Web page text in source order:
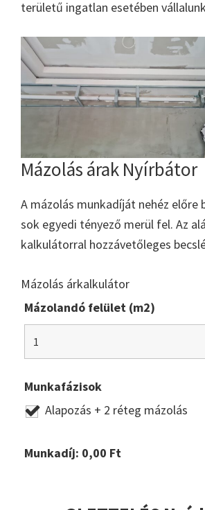
területű ingatlan esetében
Mázolás árak Nyírbátor
A mázolás munkadíját nehéz előre
sok egyedi tényező merül fel. Az
kalkulátorral hozzávetőleges
Mázolás árkalkulátor
Mázolandó felület (m2)
Munkafázisok
Alapozás + 2 réteg mázolás
Munkadíj: 0,00 Ft